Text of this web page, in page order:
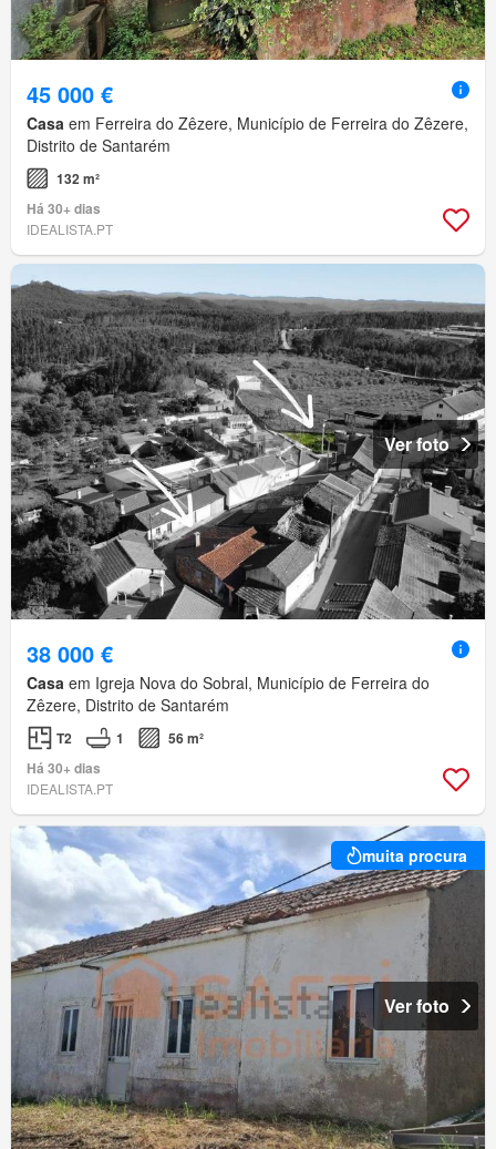
45 000 €
Casa em Ferreira do Zêzere, Município de Ferreira do Zêzere,
Distrito de Santarém
132 m²
Há 30+ dias
IDEALISTA.PT
Ver foto
38 000 €
Casa em Igreja Nova do Sobral, Município de Ferreira do
Zêzere, Distrito de Santarém
T2 1
56 m²
Há 30+ dias
IDEALISTA.PT
muita procura
Ver foto